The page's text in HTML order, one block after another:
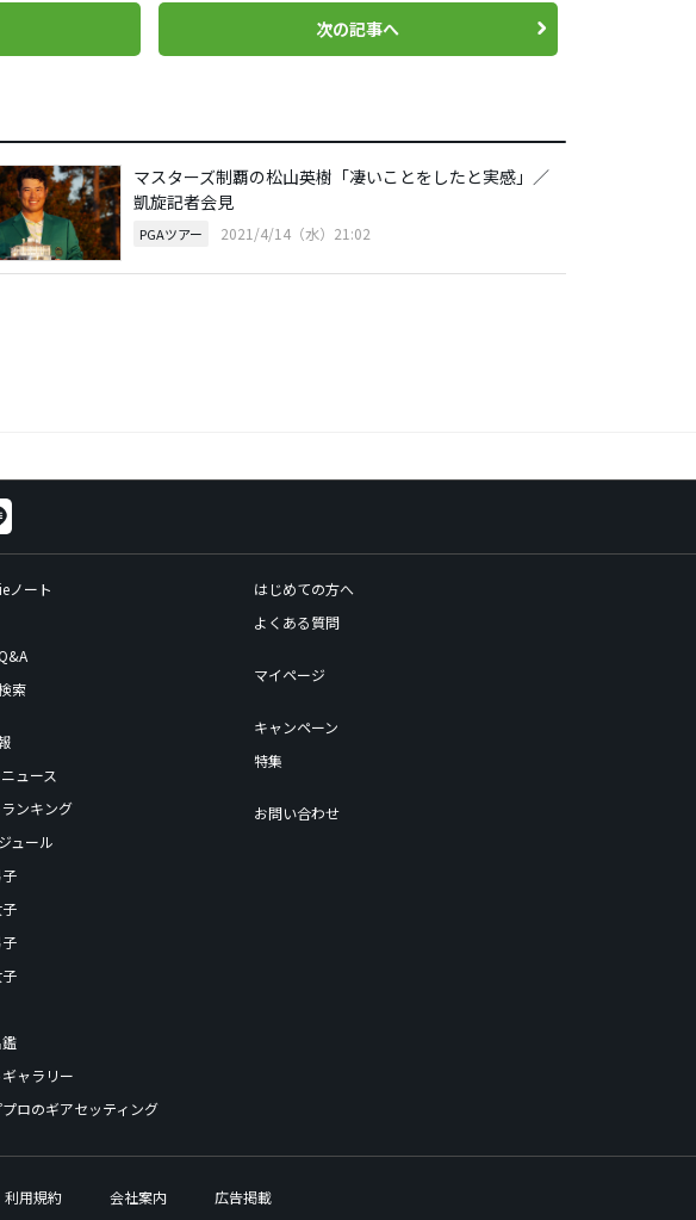
次の記事へ
マスターズ制覇の松山英樹「凄いことをしたと実感」／
凱旋記者会見
PGAツアー 2021/4/14（水）21:02
ノート
索
ュース
ンキング
ュール
ャラリー
プロのギアセッティング
はじめての方へ
よくある質問
マイページ
キャンペーン
特集
お問い合わせ
利用規約 会社案内 広告掲載